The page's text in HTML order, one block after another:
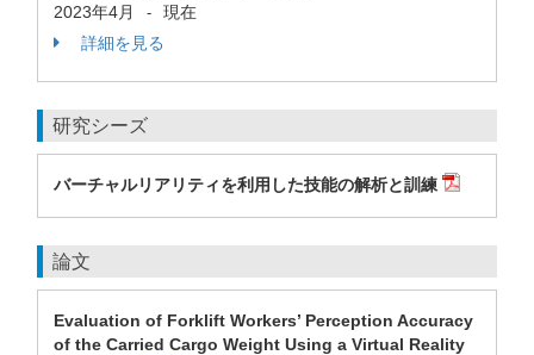
2023年4月
-
現在
詳細を見る
研究シーズ
バーチャルリアリティを利用した技能の解析と訓練
論文
Evaluation of Forklift Workers’ Perception Accuracy
of the Carried Cargo Weight Using a Virtual Reality